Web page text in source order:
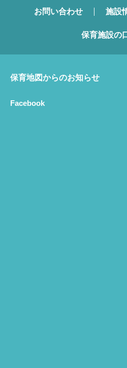
お問い合わせ 施設
保育施設の
保育地図からのお知らせ
Facebook